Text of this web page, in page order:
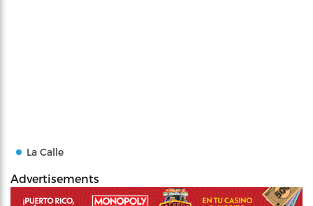
La Calle
Advertisements